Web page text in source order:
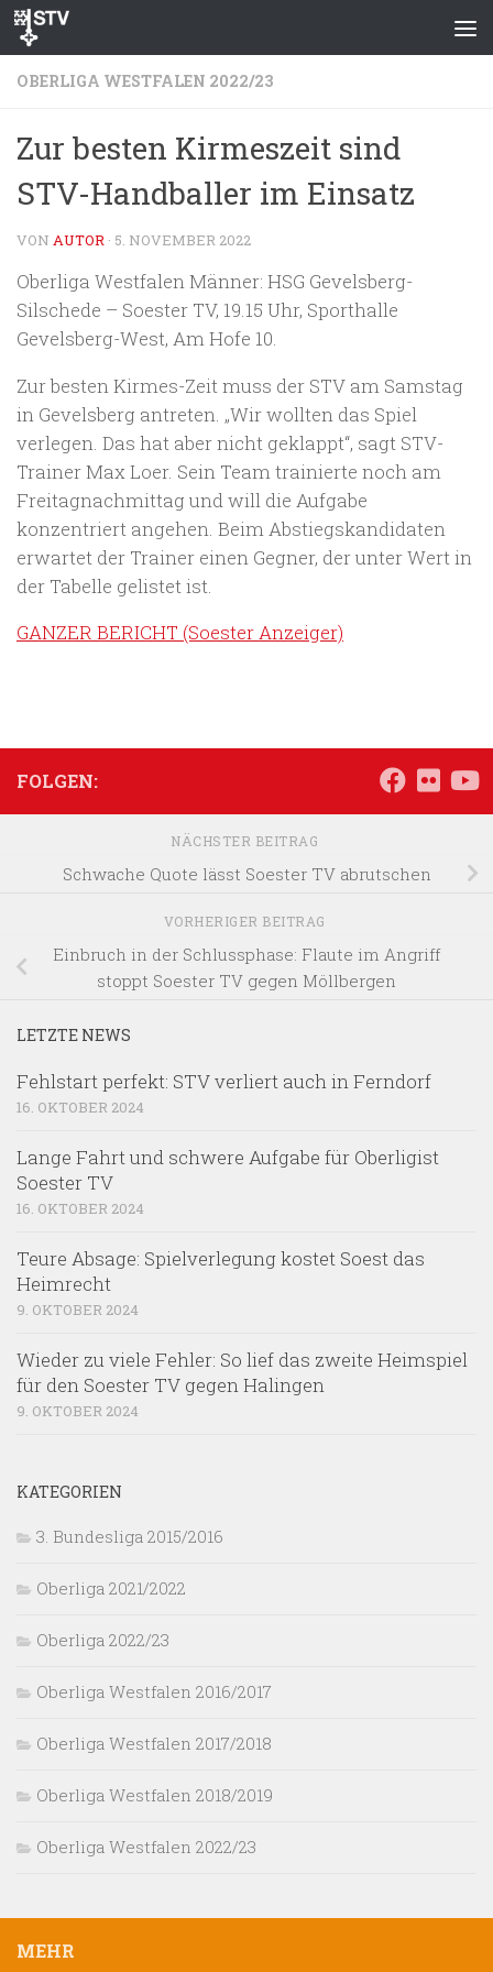
Zum Inhalt springen
OBERLIGA WESTFALEN 2022/23
Zur besten Kirmeszeit sind
STV-Handballer im Einsatz
VON AUTOR · 5. NOVEMBER 2022
Oberliga Westfalen Männer: HSG Gevelsberg-
Silschede – Soester TV, 19.15 Uhr, Sporthalle
Gevelsberg-West, Am Hofe 10.
Zur besten Kirmes-Zeit muss der STV am Samstag
in Gevelsberg antreten. „Wir wollten das Spiel
verlegen. Das hat aber nicht geklappt“, sagt STV-
Trainer Max Loer. Sein Team trainierte noch am
Freitagnachmittag und will die Aufgabe
konzentriert angehen. Beim Abstiegskandidaten
erwartet der Trainer einen Gegner, der unter Wert in
der Tabelle gelistet ist.
GANZER BERICHT (Soester Anzeiger)
FOLGEN:
NÄCHSTER BEITRAG
Schwache Quote lässt Soester TV abrutschen
VORHERIGER BEITRAG
Einbruch in der Schlussphase: Flaute im Angriff
stoppt Soester TV gegen Möllbergen
LETZTE NEWS
Fehlstart perfekt: STV verliert auch in Ferndorf
16. OKTOBER 2024
Lange Fahrt und schwere Aufgabe für Oberligist
Soester TV
16. OKTOBER 2024
Teure Absage: Spielverlegung kostet Soest das
Heimrecht
9. OKTOBER 2024
Wieder zu viele Fehler: So lief das zweite Heimspiel
für den Soester TV gegen Halingen
9. OKTOBER 2024
KATEGORIEN
3. Bundesliga 2015/2016
Oberliga 2021/2022
Oberliga 2022/23
Oberliga Westfalen 2016/2017
Oberliga Westfalen 2017/2018
Oberliga Westfalen 2018/2019
Oberliga Westfalen 2022/23
MEHR